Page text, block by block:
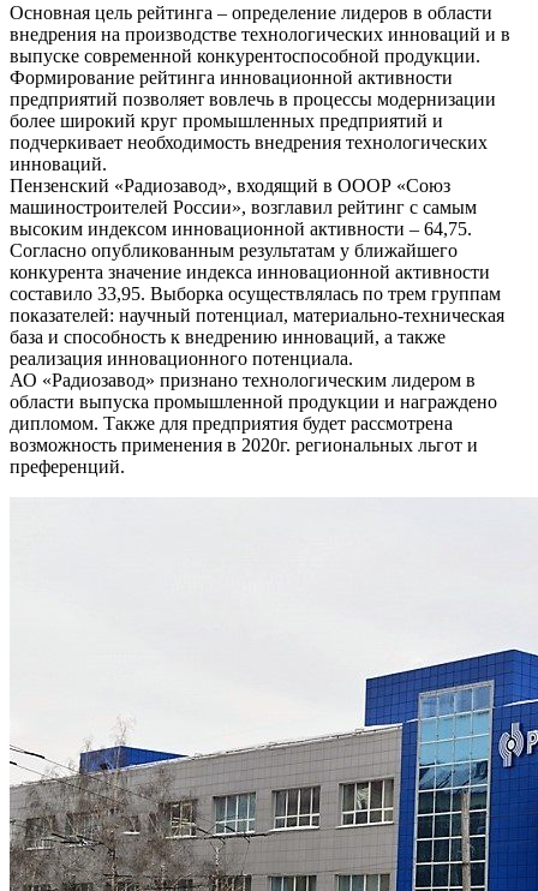
Основная цель рейтинга – определение лидеров в области
внедрения на производстве технологических инноваций и в
выпуске современной конкурентоспособной продукции.
Формирование рейтинга инновационной активности
предприятий позволяет вовлечь в процессы модернизации
более широкий круг промышленных предприятий и
подчеркивает необходимость внедрения технологических
инноваций.
Пензенский «Радиозавод», входящий в ОООР «Союз
машиностроителей России», возглавил рейтинг с самым
высоким индексом инновационной активности – 64,75.
Согласно опубликованным результатам у ближайшего
конкурента значение индекса инновационной активности
составило 33,95. Выборка осуществлялась по трем группам
показателей: научный потенциал, материально-техническая
база и способность к внедрению инноваций, а также
реализация инновационного потенциала.
АО «Радиозавод» признано технологическим лидером в
области выпуска промышленной продукции и награждено
дипломом. Также для предприятия будет рассмотрена
возможность применения в 2020г. региональных льгот и
преференций.